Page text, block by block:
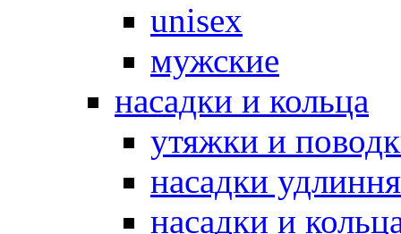
unisex
мужские
насадки и кольца
утяжки и
насадки
насадки и